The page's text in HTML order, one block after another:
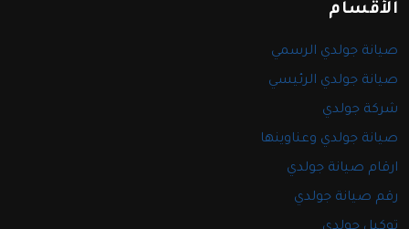
الأقسام
صيانة جولدي الرسمي
صيانة جولدي الرئيسي
شركة جولدي
صيانة جولدي وعناوينها
ارقام صيانة جولدي
رقم صيانة جولدي